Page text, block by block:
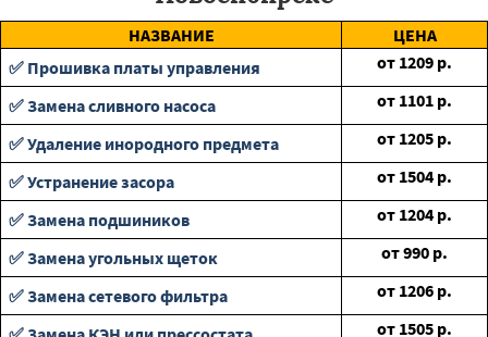
НАЗВАНИЕ
ЦЕНА
✅ Прошивка платы управления
от 1209 р.
✅ Замена сливного насоса
от 1101 р.
✅ Удаление инородного предмета
от 1205 р.
✅ Устранение засора
от 1504 р.
✅ Замена подшиников
от 1204 р.
✅ Замена угольных щеток
от990 р.
✅ Замена сетевого фильтра
от 1206 р.
от 1505 р.